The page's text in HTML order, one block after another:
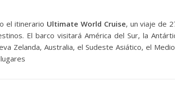
el itinerario Ultimate World Cruise, un viaje de
El barco visitará América del Sur, la
Zelanda, Australia, el Sudeste Asiático, el